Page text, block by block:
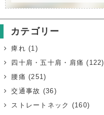
カテゴリー
痺れ (1)
四十肩・五十肩・肩痛 (122)
腰痛 (251)
交通事故 (36)
ストレートネック (160)